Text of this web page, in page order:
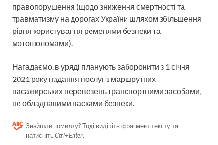
правопорушення (щодо зниження смертності та
травматизму на дорогах України шляхом збільшення
рівня користування ременями безпеки та
мотошоломами).
Нагадаємо, в уряді планують заборонити з 1 січня
2021 року надання послуг з маршрутних
пасажирських перевезень транспортними засобами,
не обладнаними пасками безпеки.
Знайшли помилку? Тоді виділіть фрагмент тексту та
натисніть Ctrl+Enter.